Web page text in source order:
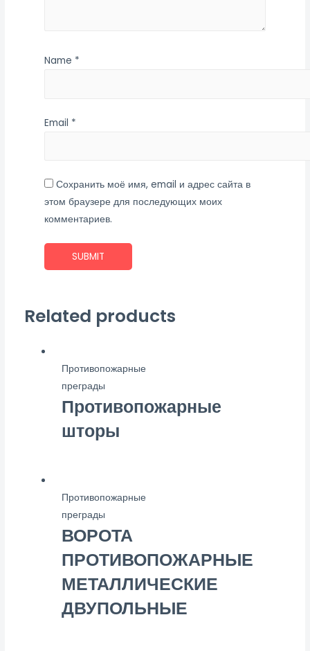
Name *
Email *
Сохранить моё имя, email и адрес сайта в
этом браузере для последующих моих
комментариев.
Related products
Противопожарные
преграды
Противопожарные
шторы
Противопожарные
преграды
ВОРОТА
ПРОТИВОПОЖАРНЫЕ
МЕТАЛЛИЧЕСКИЕ
ДВУПОЛЬНЫЕ